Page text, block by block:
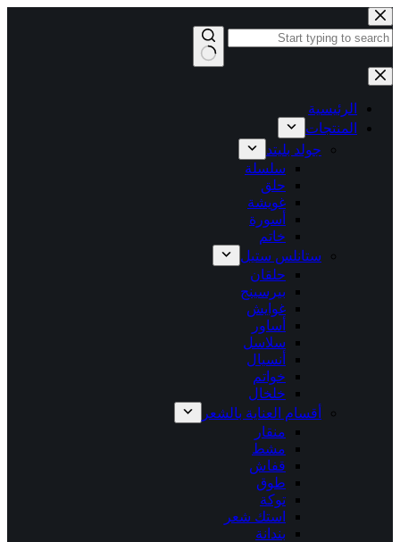
التجاوز
إلى
المحتوى
نتائج
الرئيسية
المنتجات
جولد بليتد
سلسلة
حلق
غويشة
أسورة
خاتم
ستانلس ستيل
حلقان
بيرسينج
غوايش
أساور
سلاسل
أنسيال
خواتم
خلخال
أقسام العناية بالشعر
منقار
مشط
قفاش
طوق
توكة
استك شعر
بندانة